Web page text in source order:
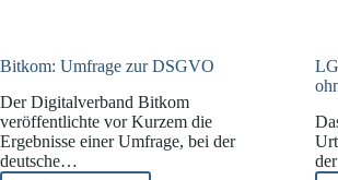
Bitkom: Umfrage zur DSGVO
Der Digitalverband Bitkom
veröffentlichte vor Kurzem die
Ergebnisse einer Umfrage, bei der
deutsche…